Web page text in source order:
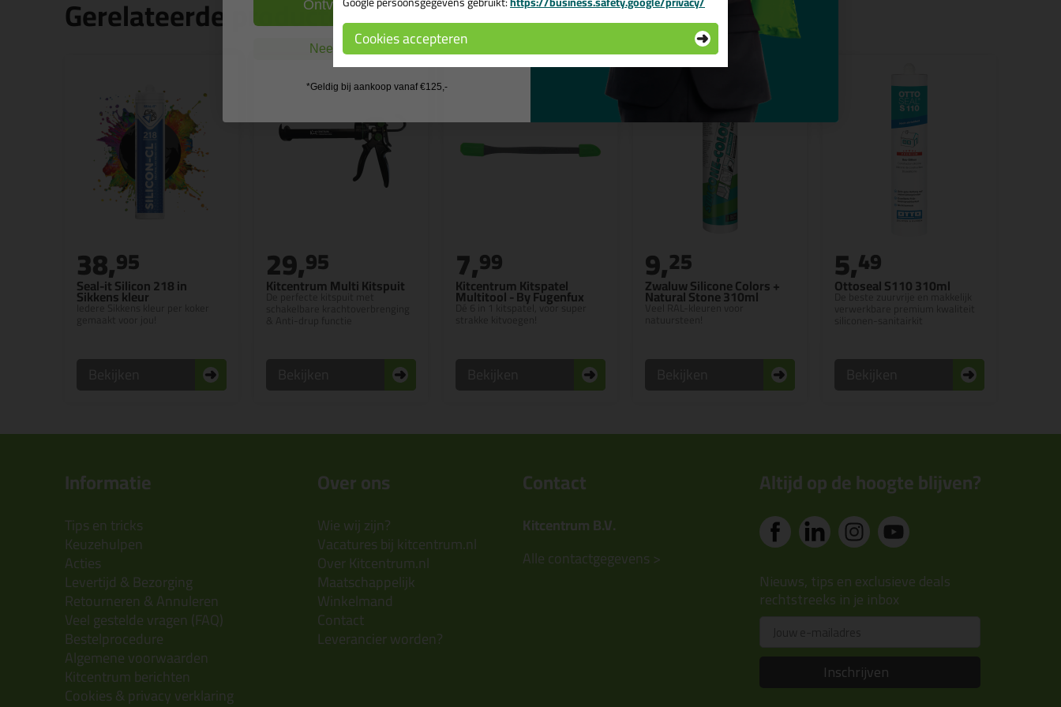
Gerelateerde producten
Seal-it Silicon 218 in
Sikkens kleur
Iedere Sikkens kleur per koker
38,95
Kitcentrum Multi Kitspuit
De perfecte kitspuit met
29,95
Kitcentrum Kitspatel
Multitool - By Fugenfux
Dé 6 in 1 kitspatel, voor super
7,99
Zwaluw Silicone Colors +
Natural Stone 310ml
Veel RAL-kleuren voor
9,25
Ottoseal S110 310ml
De beste zuurvrije en makkelijk
5,49
Informatie
Tips en tricks
Keuzehulpen
Acties
Levertijd & Bezorging
Retourneren & Annuleren
Veel gestelde vragen (FAQ)
Bestelprocedure
Algemene voorwaarden
Kitcentrum berichten
Cookies & privacy verklaring
Over ons
Wie wij zijn?
Vacatures bij kitcentrum.nl
Over Kitcentrum.nl
Maatschappelijk
Winkelmand
Contact
Leverancier worden?
Contact
Kitcentrum B.V.
Alle contactgegevens >
Altijd op de hoogte blijven?
Nieuws, tips en exclusieve deals
rechtstreeks in je inbox
Inschrijven
Cookies accepteren
Ontvang de actiecode ›
Nee, ik wil geen cadeau
*Geldig bij aankoop vanaf €125,-